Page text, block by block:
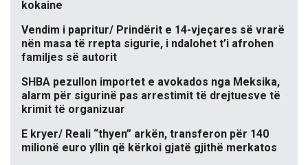
kokaine
Vendim i papritur/ Prindërit e 14-vjeçares së vrarë
nën masa të rrepta sigurie, i ndalohet t’i afrohen
familjes së autorit
SHBA pezullon importet e avokados nga Meksika,
alarm për sigurinë pas arrestimit të drejtuesve të
krimit të organizuar
E kryer/ Reali “thyen” arkën, transferon për 140
milionë euro yllin që kërkoi gjatë gjithë merkatos